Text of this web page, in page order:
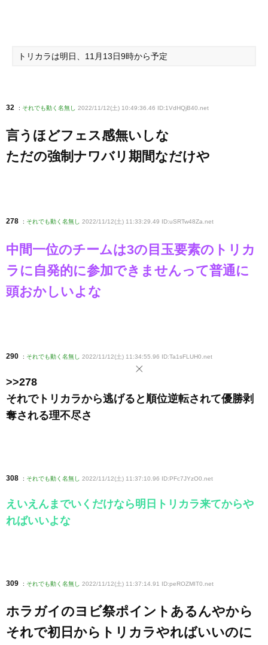
トリカラは明日、11月13日9時から予定
32 : それでも動く名無し 2022/11/12(土) 10:49:36.46 ID:1VdHQjB40.net
言うほどフェス感無いしな
ただの強制ナワバリ期間なだけや
278 : それでも動く名無し 2022/11/12(土) 11:33:29.49 ID:uSRTw48Za.net
中間一位のチームは3の目玉要素のトリカ
ラに自発的に参加できませんって普通に
頭おかしいよな
290 : それでも動く名無し 2022/11/12(土) 11:34:55.96 ID:Ta1sFLUH0 .net
>>278
それでトリカラから逃げると順位逆転されて優勝剥
奪される理不尽さ
308 : それでも動く名無し 2022/11/12(土) 11:37:10.96 ID:PFc7JYzO0 .net
えいえんまでいくだけなら明日トリカラ来てからや
ればいいよな
309 : それでも動く名無し 2022/11/12(土) 11:37:14.91 ID:peROZMIT0 .net
ホラガイのヨビ祭ポイントあるんやから
それで初日からトリカラやればいいのに